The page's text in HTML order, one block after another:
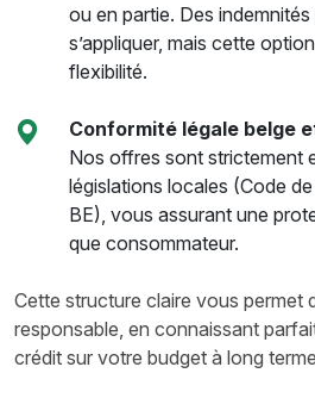
ou en partie. Des
s’appliquer, mais cette
flexibilité.
Conformité légale belge
Nos offres sont strictement
législations locales (Code
BE), vous assurant une
que consommateur.
Cette structure claire vous permet
responsable, en connaissant
crédit sur votre budget à long